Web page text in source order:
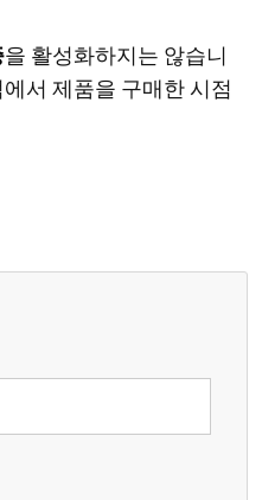
을 활성화하지는 않습니
서 제품을 구매한 시점